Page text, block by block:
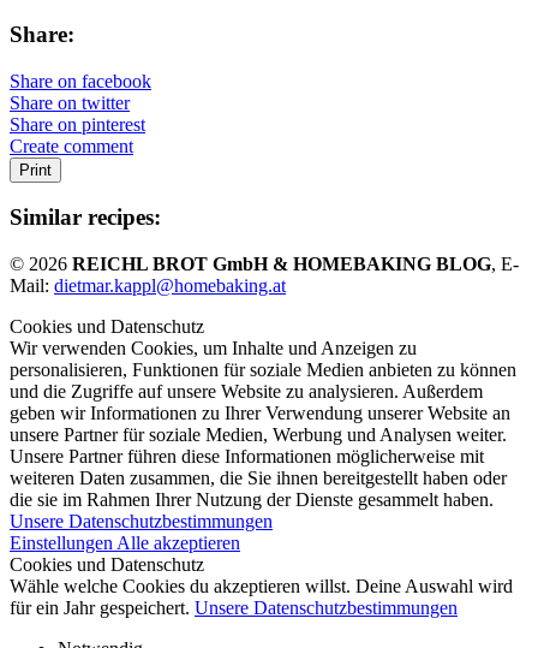
Share:
Share on facebook
Share on twitter
Share on pinterest
Create comment
Print
Similar recipes:
© 2026 REICHL BROT GmbH & HOMEBAKING BLOG, E-
Mail: dietmar.kappl@homebaking.at
Cookies und Datenschutz
Wir verwenden Cookies, um Inhalte und Anzeigen zu
personalisieren, Funktionen für soziale Medien anbieten zu können
und die Zugriffe auf unsere Website zu analysieren. Außerdem
geben wir Informationen zu Ihrer Verwendung unserer Website an
unsere Partner für soziale Medien, Werbung und Analysen weiter.
Unsere Partner führen diese Informationen möglicherweise mit
weiteren Daten zusammen, die Sie ihnen bereitgestellt haben oder
die sie im Rahmen Ihrer Nutzung der Dienste gesammelt haben.
Unsere Datenschutzbestimmungen
Einstellungen Alle akzeptieren
Cookies und Datenschutz
Wähle welche Cookies du akzeptieren willst. Deine Auswahl wird
für ein Jahr gespeichert. Unsere Datenschutzbestimmungen